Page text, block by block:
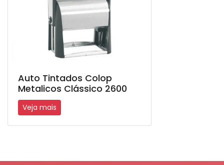
Auto Tintados Colop
Metalicos Clássico 2600
Veja mais